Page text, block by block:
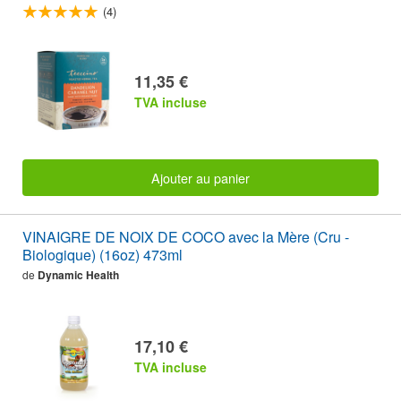
(4)
11,35 €
TVA incluse
Ajouter au panier
VINAIGRE DE NOIX DE COCO avec la Mère (Cru -
Biologique) (16oz) 473ml
de Dynamic Health
17,10 €
TVA incluse